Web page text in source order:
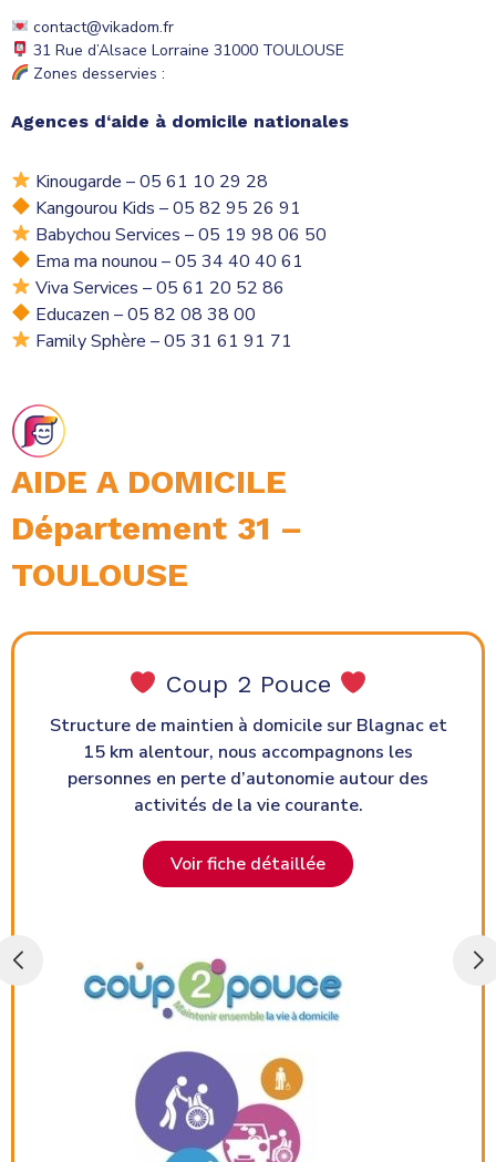
contact@vikadom.fr
31 Rue d’Alsace Lorraine 31000 TOULOUSE
Zones desservies :
Agences d‘aide à domicile nationales
Kinougarde– 05 61 10 29 28
Kangourou Kids – 05 82 95 26 91
Babychou Services – 05 19 98 06 50
Ema ma nounou – 05 34 40 40 61
Viva Services – 05 61 20 52 86
Educazen – 05 82 08 38 00
Family Sphère – 05 31 61 91 71
AIDE A DOMICILE
Département 31 –
TOULOUSE
Acope Services
Aide à Domicilepour les personnes âgées,
handicapées ou tout simplement fragilisées à
mieux vivre au quotidien, surToulouse et son
agglomération.
Voir fiche détaillée